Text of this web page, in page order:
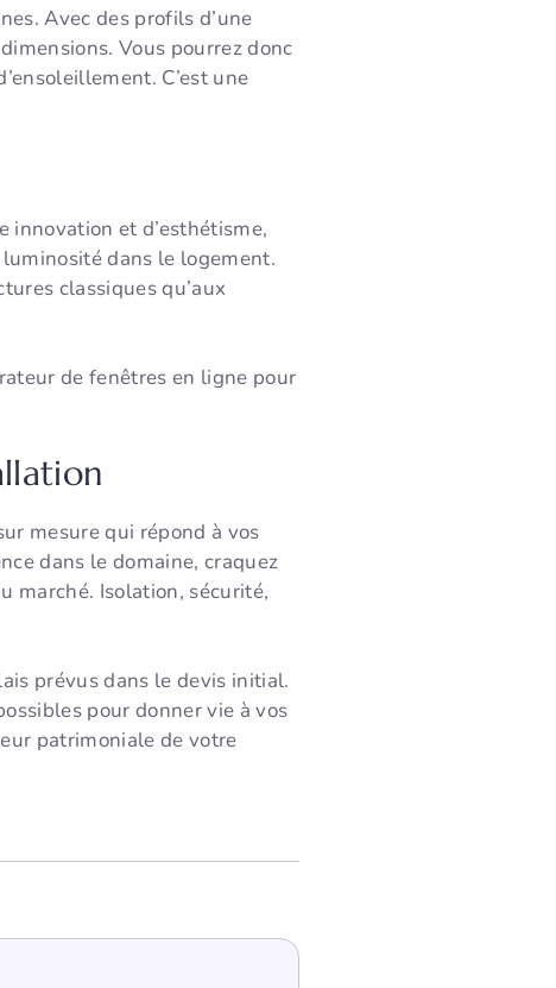
Avec des profils d’une
Vous pourrez donc
C’est une
innovation et d’esthétisme,
dans le logement.
classiques qu’aux
de fenêtres en ligne pour
mesure qui répond à vos
dans le domaine, craquez
marché. Isolation, sécurité,
prévus dans le devis initial.
pour donner vie à vos
patrimoniale de votre